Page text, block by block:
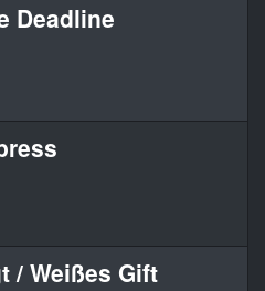
Deadline
/ Weißes Gift